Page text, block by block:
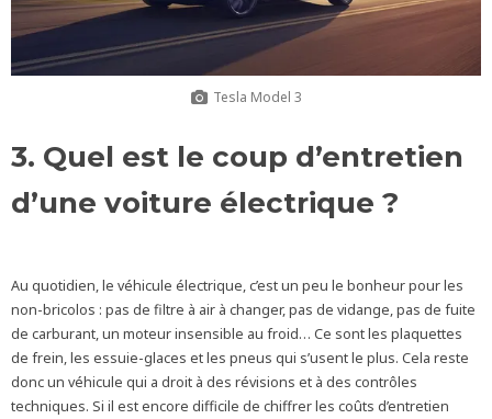
Tesla Model 3
3. Quel est le coup d’entretien
d’une voiture électrique ?
Au quotidien, le véhicule électrique, c’est un peu le bonheur pour les
non-bricolos : pas de filtre à air à changer, pas de vidange, pas de fuite
de carburant, un moteur insensible au froid… Ce sont les plaquettes
de frein, les essuie-glaces et les pneus qui s’usent le plus. Cela reste
donc un véhicule qui a droit à des révisions et à des contrôles
techniques. Si il est encore difficile de chiffrer les coûts d’entretien